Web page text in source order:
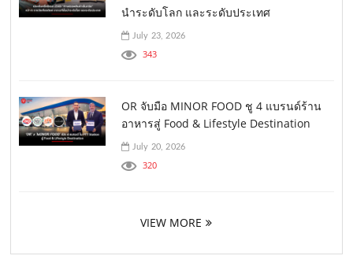
นำระดับโลก และระดับประเทศ
July 23, 2026
343
OR จับมือ MINOR FOOD ชู 4 แบรนด์ร้าน
อาหารสู่ Food & Lifestyle Destination
July 20, 2026
320
VIEW MORE